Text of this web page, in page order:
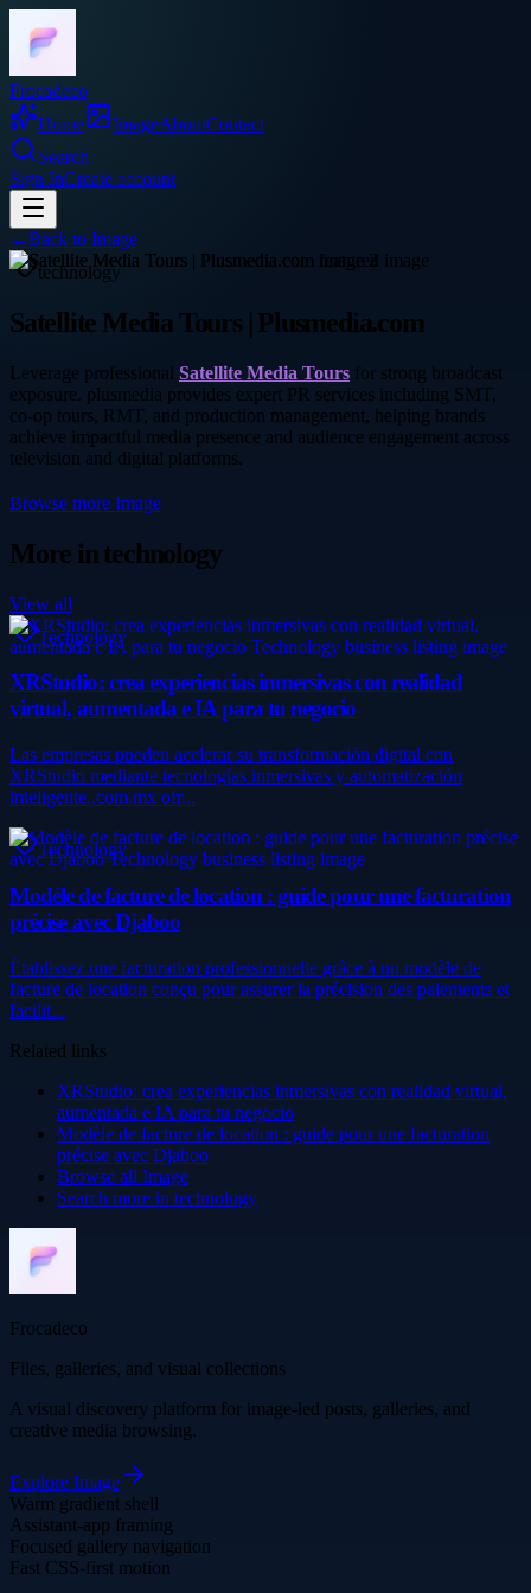
Frocadeco
Home
ImageAboutContact
Search
Sign InCreate account
←Back to Image
technology
Satellite Media Tours | Plusmedia.com
Leverage professional Satellite Media Tours for strong broadcast
exposure. plusmedia provides expert PR services including SMT,
co-op tours, RMT, and production management, helping brands
achieve impactful media presence and audience engagement across
television and digital platforms.
Browse more Image
More intechnology
View all
Technology
XRStudio: crea experiencias inmersivas con realidad
virtual, aumentada e IA para tu negocio
Las empresas pueden acelerar su transformación digital con
XRStudio mediante tecnologías inmersivas y automatización
inteligente..com.mx ofr...
Technology
Modèle de facture de location : guide pour une facturation
précise avec Djaboo
Établissez une facturation professionnelle grâce à un modèle de
facture de location conçu pour assurer la précision des paiements et
facilit...
Related links
XRStudio: crea experiencias inmersivas con realidad virtual,
aumentada e IA para tu negocio
Modèle de facture de location : guide pour une facturation
précise avec Djaboo
Browse all Image
Search more in technology
Frocadeco
Files, galleries, and visual collections
A visual discovery platform for image-led posts, galleries, and
creative media browsing.
Explore Image
Warm gradient shell
Assistant-app framing
Focused gallery navigation
Fast CSS-first motion